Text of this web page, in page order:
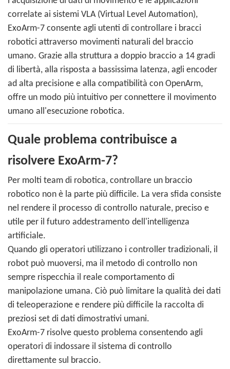
correlate ai sistemi VLA (Virtual Level Automation),
ExoArm-7 consente agli utenti di controllare i bracci
robotici attraverso movimenti naturali del braccio
umano. Grazie alla struttura a doppio braccio a 14 gradi
di libertà, alla risposta a bassissima latenza, agli encoder
ad alta precisione e alla compatibilità con OpenArm,
offre un modo più intuitivo per connettere il movimento
umano all'esecuzione robotica.
Quale problema contribuisce a
risolvere ExoArm-7?
Per molti team di robotica, controllare un braccio
robotico non è la parte più difficile. La vera sfida consiste
nel rendere il processo di controllo naturale, preciso e
utile per il futuro addestramento dell'intelligenza
artificiale.
Quando gli operatori utilizzano i controller tradizionali, il
robot può muoversi, ma il metodo di controllo non
sempre rispecchia il reale comportamento di
manipolazione umana. Ciò può limitare la qualità dei dati
di teleoperazione e rendere più difficile la raccolta di
preziosi set di dati dimostrativi umani.
ExoArm-7 risolve questo problema consentendo agli
operatori di indossare il sistema di controllo
direttamente sul braccio.